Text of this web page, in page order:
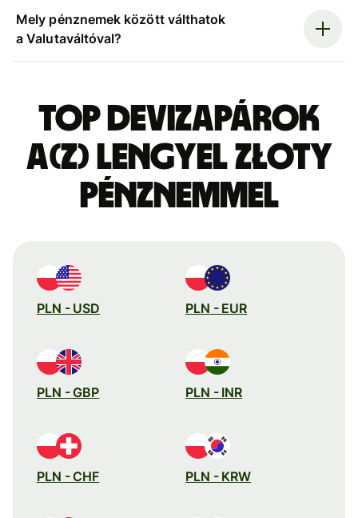
Mely pénznemek között válthatok
a Valutaváltóval?
Top devizapárok
a(z) lengyel złoty
pénznemmel
PLN - USD PLN - EUR
PLN - GBP PLN - INR
PLN - CHF PLN - KRW